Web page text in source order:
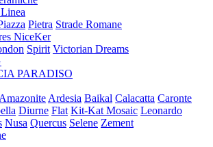
Pietra Strade Romane
NiceKer
Spirit Victorian Dreams
PARADISO
Amazonite Ardesia Baikal Calacatta Caronte
Diurne Flat Kit-Kat Mosaic Leonardo
Nusa Quercus Selene Zement